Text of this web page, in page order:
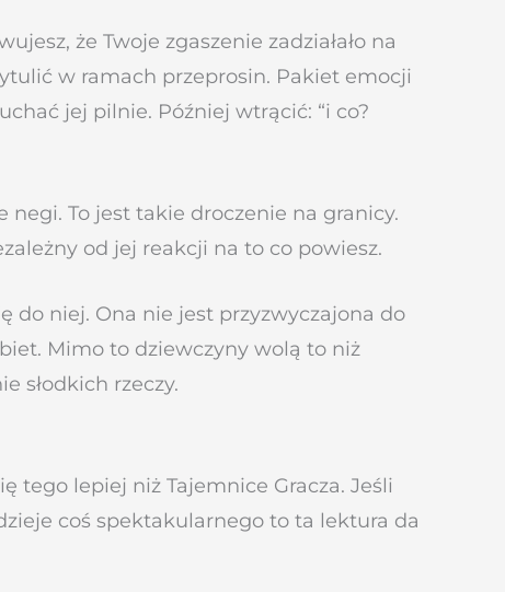
że Twoje zgaszenie zadziałało na
w ramach przeprosin. Pakiet emocji
jej pilnie. Później wtrącić: “i co?
To jest takie droczenie na granicy.
od jej reakcji na to co powiesz.
do niej. Ona nie jest przyzwyczajona do
Mimo to dziewczyny wolą to niż
słodkich rzeczy.
tego lepiej niż Tajemnice Gracza. Jeśli
coś spektakularnego to ta lektura da